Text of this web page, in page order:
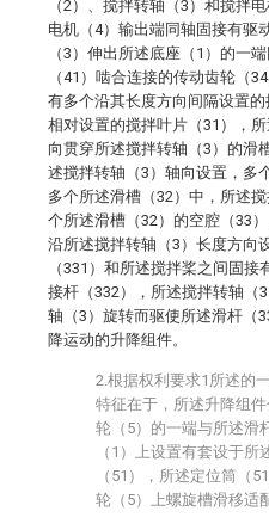
（2）、搅拌转轴（3）和搅拌
电机（4）输出端同轴固接有驱
（3）伸出所述底座（1）的一
（41）啮合连接的传动齿轮（
有多个沿其长度方向间隔设置
相对设置的搅拌叶片（31），
向贯穿所述搅拌转轴（3）的滑
述搅拌转轴（3）轴向设置，多
多个所述滑槽（32）中，所述
个所述滑槽（32）的空腔（33
沿所述搅拌转轴（3）长度方向
（331）和所述搅拌桨之间固
接杆（332），所述搅拌转轴（
轴（3）旋转而驱使所述滑杆（
降运动的升降组件。
2.根据权利要求1所述的
特征在于，所述升降组
轮（5）的一端与所述滑
（1）上设置有套设于
（51），所述定位筒（
轮（5）上螺旋槽滑移适